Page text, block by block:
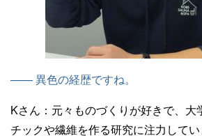
—— 異色の経歴ですね。
Kさん： 元々ものづくりが好きで、大
チックや繊維を作る研究に注力して